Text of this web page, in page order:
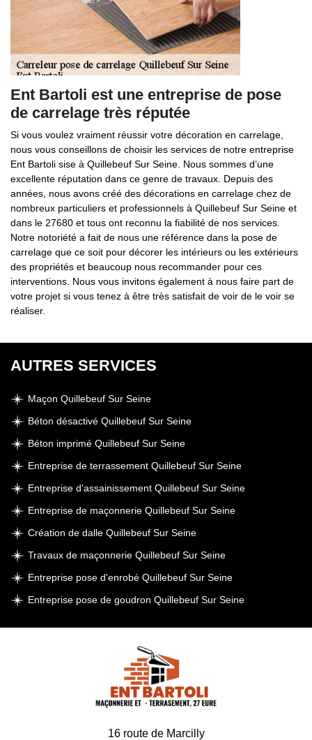
Ent Bartoli est une entreprise de pose
de carrelage très réputée
Si vous voulez vraiment réussir votre décoration en carrelage,
nous vous conseillons de choisir les services de notre entreprise
Ent Bartoli sise à Quillebeuf Sur Seine. Nous sommes d’une
excellente réputation dans ce genre de travaux. Depuis des
années, nous avons créé des décorations en carrelage chez de
nombreux particuliers et professionnels à Quillebeuf Sur Seine et
dans le 27680 et tous ont reconnu la fiabilité de nos services.
Notre notoriété a fait de nous une référence dans la pose de
carrelage que ce soit pour décorer les intérieurs ou les extérieurs
des propriétés et beaucoup nous recommander pour ces
interventions. Nous vous invitons également à nous faire part de
votre projet si vous tenez à être très satisfait de voir de le voir se
réaliser.
AUTRES SERVICES
Maçon Quillebeuf Sur Seine
Béton désactivé Quillebeuf Sur Seine
Béton imprimé Quillebeuf Sur Seine
Entreprise de terrassement Quillebeuf Sur Seine
Entreprise d'assainissement Quillebeuf Sur Seine
Entreprise de maçonnerie Quillebeuf Sur Seine
Création de dalle Quillebeuf Sur Seine
Travaux de maçonnerie Quillebeuf Sur Seine
Entreprise pose d'enrobé Quillebeuf Sur Seine
Entreprise pose de goudron Quillebeuf Sur Seine
16 route de Marcilly